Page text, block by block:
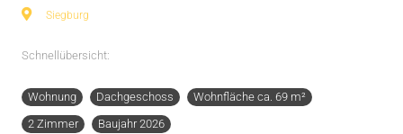
Siegburg
Schnellübersicht:
Wohnung Dachgeschoss
Wohnfläche ca. 69 m²
2 Zimmer
Baujahr 2026